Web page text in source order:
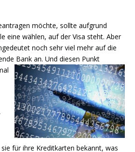
möchte, sollte aufgrund
eine wählen, auf der Visa steht. Aber
noch sehr viel mehr auf die
Bank an. Und diesen Punkt
für ihre Kreditkarten bekannt, was